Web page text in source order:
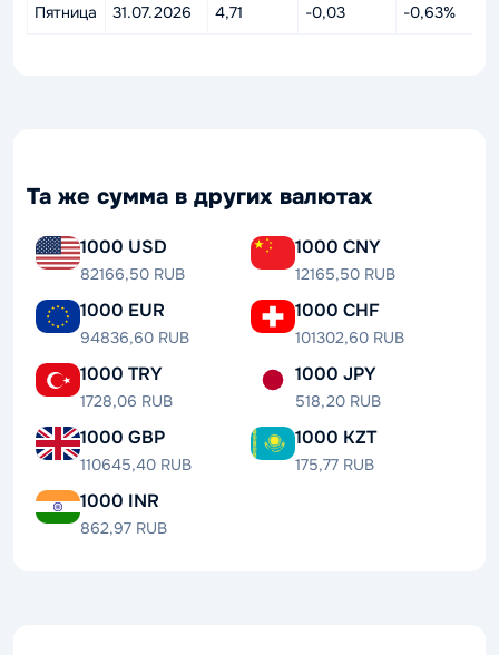
Пятница 31.07.2026 4,71 -0,03 -0,63%
Та же сумма в других валютах
1000 USD
82166,50 RUB
1000 CNY
12165,50 RUB
1000 EUR
94836,60 RUB
1000 CHF
101302,60 RUB
1000 TRY
1728,06 RUB
1000 JPY
518,20 RUB
1000 GBP
110645,40 RUB
1000 KZT
175,77 RUB
1000 INR
862,97 RUB